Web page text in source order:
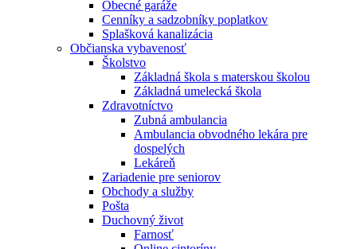
Obecné garáže
Cenníky a sadzobníky poplatkov
Splašková kanalizácia
Občianska vybavenosť
Školstvo
Základná škola s materskou školou
Základná umelecká škola
Zdravotníctvo
Zubná ambulancia
Ambulancia obvodného lekára pre
dospelých
Lekáreň
Zariadenie pre seniorov
Obchody a služby
Pošta
Duchovný život
Farnosť